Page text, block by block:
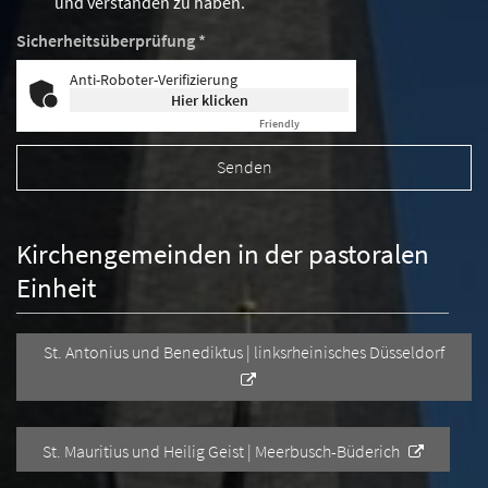
Sicherheitsüberprüfung *
Anti-Roboter-Verifizierung
Hier klicken
Friendly
Kirchengemeinden in der pastoralen
Einheit
St. Antonius und Benediktus | linksrheinisches Düsseldorf
St. Mauritius und Heilig Geist | Meerbusch-Büderich